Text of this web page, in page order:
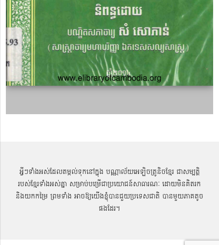
អ្វីៗទាំងអស់ដែលតម្កល់ទុកនៅក្នុង បណ្ណាល័យអេឡិចត្រូនិចខ្មែរ ជាសម្បតិ្ត
របស់ខ្មែរទាំងអស់គ្នា សម្រាប់បម្រើជាប្រយោជន៍សាធារណៈ ដោយមិនគិតរក
និងយកកម្រៃ ព្រមទាំង អាចឱ្យយើងខ្ញុំបានជួយប្រទេសជាតិ បានមួយភាគតូច
ផងដែរ។